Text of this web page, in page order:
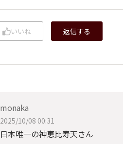
いいね 返信する
monaka
2025/10/08 00:31
日本唯一の神恵比寿天さん